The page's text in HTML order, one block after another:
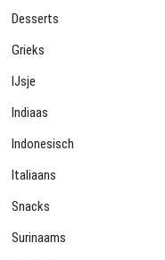
Desserts
Grieks
IJsje
Indiaas
Indonesisch
Italiaans
Snacks
Surinaams